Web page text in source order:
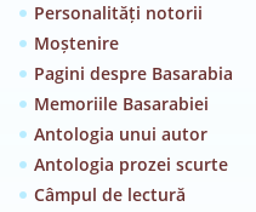
Personalități notorii
Moștenire
Pagini despre Basarabia
Memoriile Basarabiei
Antologia unui autor
Antologia prozei scurte
Câmpul de lectură